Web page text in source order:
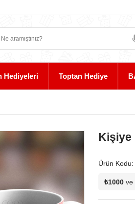
Hediyeleri Toptan Hediye
Kişiye
Ürün Kodu:
₺1000 ve